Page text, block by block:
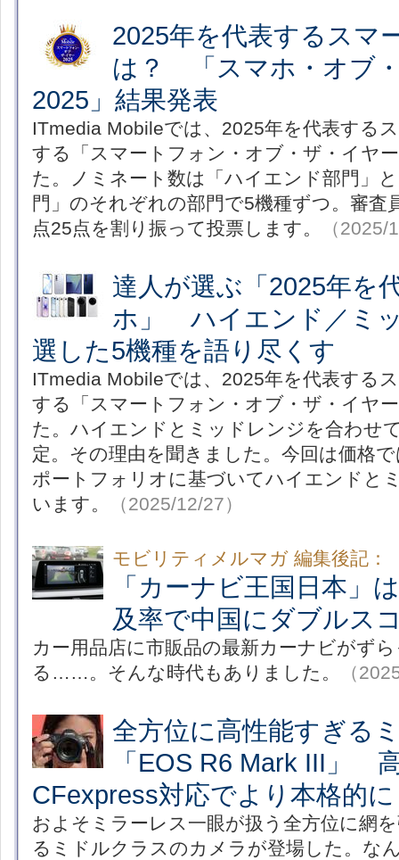
2025年を代表するスマ
は？ 「スマホ・オブ
2025」結果発表
ITmedia Mobileでは、2025年を代表する
する「スマートフォン・オブ・ザ・イヤ
た。ノミネート数は「ハイエンド部門」
門」のそれぞれの部門で5機種ずつ。審査
点25点を割り振って投票します。
（2025/
達人が選ぶ「2025年を
ホ」 ハイエンド／ミ
選した5機種を語り尽くす
ITmedia Mobileでは、2025年を代表する
する「スマートフォン・オブ・ザ・イヤ
た。ハイエンドとミッドレンジを合わせ
定。その理由を聞きました。今回は価格
ポートフォリオに基づいてハイエンドと
います。
（2025/12/27）
モビリティメルマガ 編集後記：
「カーナビ王国日本」
及率で中国にダブルス
カー用品店に市販品の最新カーナビがず
る……。そんな時代もありました。
（
全方位に高性能すぎる
「EOS R6 Mark III」
CFexpress対応でより本格的に
およそミラーレス一眼が扱う全方位に網
るミドルクラスのカメラが登場した。な